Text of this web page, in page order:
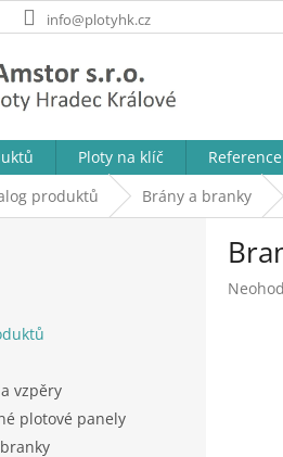
info@plotyhk.cz
Ploty na klíč Reference
produktů Brány a branky
vzpěry
plotové panely